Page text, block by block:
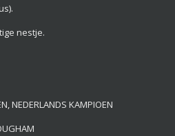
nestje.
NEDERLANDS KAMPIOEN